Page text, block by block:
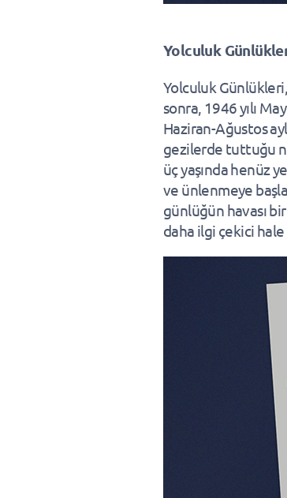
Yolculuk
Yolculuk
sonra, 1946 yılı
Haziran-Ağustos
gezilerde tuttuğu
üç yaşında henüz
ve ünlenmeye
günlüğün havası
daha ilgi çekici